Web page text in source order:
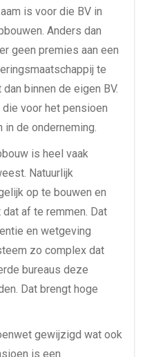
is voor die BV in
Anders dan
geen premies aan een
te
binnen de eigen BV.
voor het pensioen
de onderneming.
is heel vaak
Natuurlijk
op te bouwen en
af te remmen. Dat
en wetgeving
zo complex dat
bureaus deze
Dat brengt hoge
gewijzigd wat ook
is een